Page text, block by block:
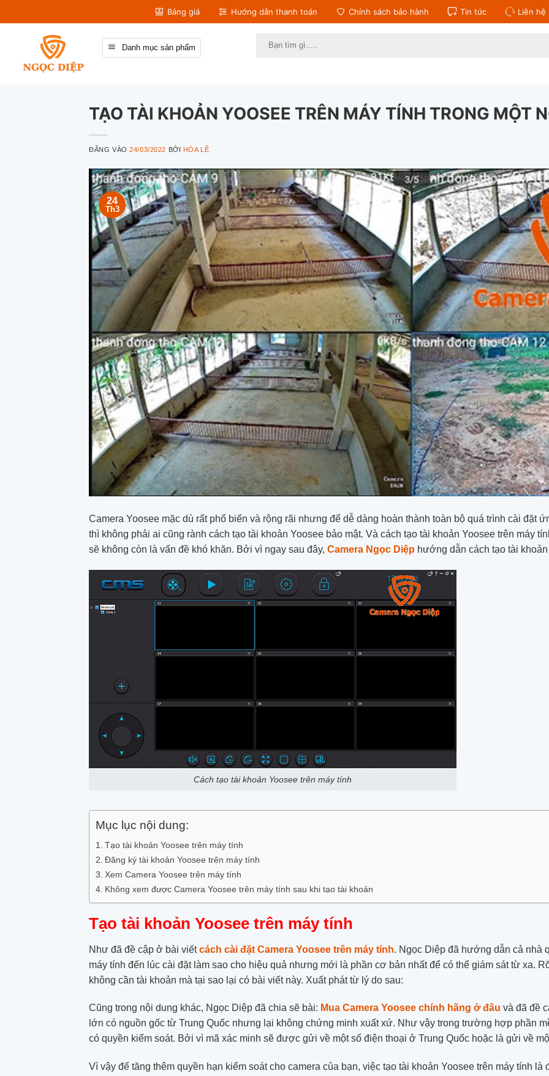
qua
Bảng giá Hướng dẫn thanh toán Chính sách bảo hành Tin tức Liên hệ
Danh mục sản phẩm
kiếm:
TẠO TÀI KHOẢN YOOSEE TRÊN MÁY TÍNH TRONG MỘT
ĐĂNG VÀO24/03/2022 BỞI HÒA LÊ
24
Th3
Camera Yoosee mặc dù rất phổ biến và rộng rãi nhưng để dễ dàng hoàn thành toàn bộ quá trình cài đặt
thì không phải ai cũng rành cách tạo tài khoản Yoosee bảo mật. Và cách tạo tài khoản Yoosee trên máy
sẽ không còn là vấn đề khó khăn. Bởi vì ngay sau đây,Camera Ngọc Diệp hướng dẫn cách tạo tài
Cách tạo tài khoản Yoosee trên máy tính
Mục lục nội dung:
Tạo tài khoản Yoosee trên máy tính
Đăng ký tài khoản Yoosee trên máy tính
Xem Camera Yoosee trên máy tính
Không xem được Camera Yoosee trên máy tính sau khi tạo tài khoản
Tạo tài khoản Yoosee trên máy tính
Như đã đề cập ở bài viếtcách cài đặt Camera Yoosee trên máy tính. Ngọc Diệp đã hướng dẫn cả nhà
máy tính đến lúc cài đặt làm sao cho hiệu quả nhưng mới là phần cơ bản nhất để có thể giám sát từ xa.
không cần tài khoản mà tại sao lại có bài viết này. Xuất phát từ lý do sau:
Cũng trong nội dung khác, Ngọc Diệp đã chia sẽ bài: Mua Camera Yoosee chính hãng ở đâu và đã đề
lớn có nguồn gốc từ Trung Quốc nhưng lại không chứng minh xuất xứ. Như vậy trong trường hợp phần
có quyền kiểm soát. Bởi vì mã xác minh sẽ được gửi về một số điện thoại ở Trung Quốc hoặc là gửi về
Vì vậy để tăng thêm quyền hạn kiểm soát cho camera của bạn, việc tạo tài khoản Yoosee trên máy tính